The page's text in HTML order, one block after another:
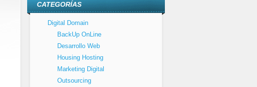
CATEGORÍAS
Digital Domain
BackUp OnLine
Desarrollo Web
Housing Hosting
Marketing Digital
Outsourcing